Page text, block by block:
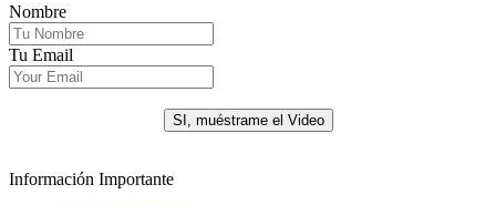
Nombre
Tu Email
SI, muéstrame el Video
Información Importante